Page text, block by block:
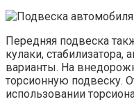
Передняя подвеска
кулаки,
варианты. На
торсионную подвеску.
использовании